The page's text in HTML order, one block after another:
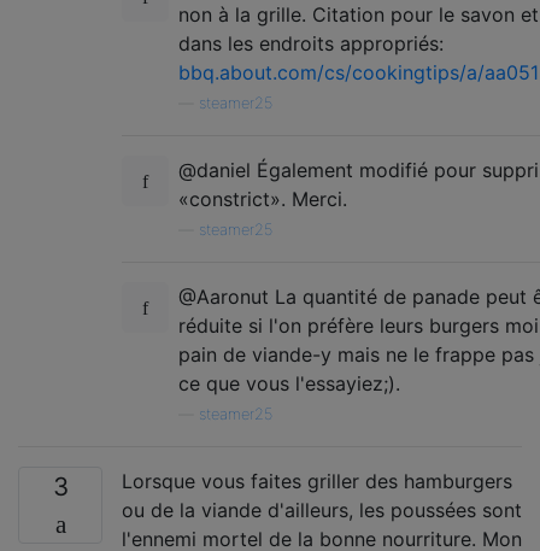
non à la grille. Citation pour le savon
dans les endroits appropriés:
bbq.about.com/cs/cookingtips/a/
steamer25
@daniel Également modifié pour
«constrict». Merci.
steamer25
@Aaronut La quantité de panade peut
réduite si l'on préfère leurs burgers
pain de viande-y mais ne le frappe pas
ce que vous l'essayiez;).
steamer25
3
Lorsque vous faites griller des hamburgers
ou de la viande d'ailleurs, les poussées sont
l'ennemi mortel de la bonne nourriture. Mon